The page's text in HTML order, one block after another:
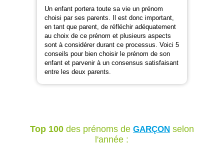
Un enfant portera toute sa vie un prénom
choisi par ses parents. Il est donc important,
en tant que parent, de réfléchir adéquatement
au choix de ce prénom et plusieurs aspects
sont à considérer durant ce processus. Voici 5
conseils pour bien choisir le prénom de son
enfant et parvenir à un consensus satisfaisant
entre les deux parents.
Top 100des prénoms de GARÇONselon
l'année :